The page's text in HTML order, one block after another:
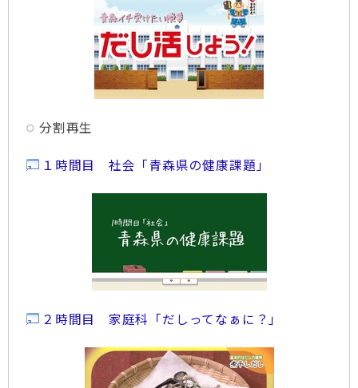
分割再生
１時間目 社会「青森県の健康課題」
２時間目 家庭科「だしってなぁに？」